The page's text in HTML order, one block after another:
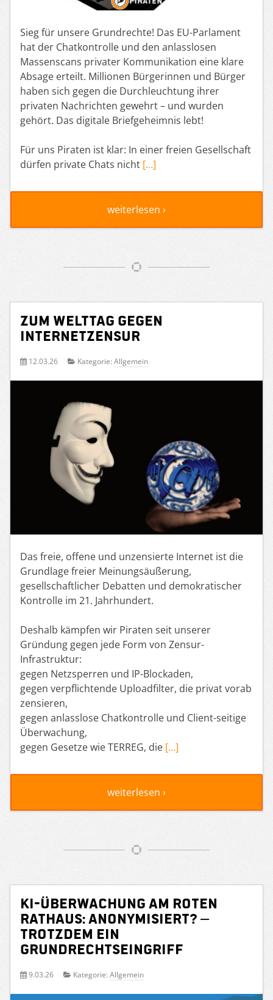
Sieg für unsere Grundrechte! Das EU-Parlament
hat der Chatkontrolle und den anlasslosen
Massenscans privater Kommunikation eine klare
Absage erteilt. Millionen Bürgerinnen und Bürger
haben sich gegen die Durchleuchtung ihrer
privaten Nachrichten gewehrt – und wurden
gehört. Das digitale Briefgeheimnis lebt!
Für uns Piraten ist klar: In einer freien Gesellschaft
dürfen private Chats nicht […]
weiterlesen ›
Zum Welttag gegen
Internetzensur
12.03.26 Kategorie: Allgemein
Das freie, offene und unzensierte Internet ist die
Grundlage freier Meinungsäußerung,
gesellschaftlicher Debatten und demokratischer
Kontrolle im 21. Jahrhundert.
Deshalb kämpfen wir Piraten seit unserer
Gründung gegen jede Form von Zensur-
Infrastruktur:
gegen Netzsperren und IP-Blockaden,
gegen verpflichtende Uploadfilter, die privat vorab
zensieren,
gegen anlasslose Chatkontrolle und Client-seitige
Überwachung,
gegen Gesetze wie TERREG, die […]
weiterlesen ›
KI-Überwachung am Roten
Rathaus: Anonymisiert? –
Trotzdem ein
Grundrechtseingriff
9.03.26 Kategorie: Allgemein